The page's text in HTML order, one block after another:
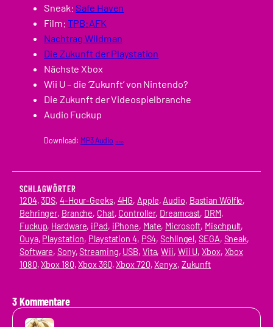
Sneak: Safe Haven
Film:TPB:AFK
Nachtrag Wildman
Die Zukunft der Playstation
Nächste Xbox
Wii U – die ‘Zukunft’ von Nintendo?
Die Zukunft der Videospielbranche
Audio Fuckup
Download: MP3 Audio 17 MB
SCHLAGWÖRTER
1204, 3DS, 4-Hour-Geeks, 4HG, Apple, Audio, Bastian Wölfle
Behringer, Branche, Chat, Controller, Dreamcast, DRM
Fuckup, Hardware, iPad, iPhone, Mate, Microsoft, Mischpult
Ouya, Playstation, Playstation 4, PS4, Schlingel, SEGA, Sneak
Software, Sony, Streaming, USB, Vita, Wii, Wii U, Xbox, Xbox
1080, Xbox 180, Xbox 360, Xbox 720, Xenyx, Zukunft
3 Kommentare